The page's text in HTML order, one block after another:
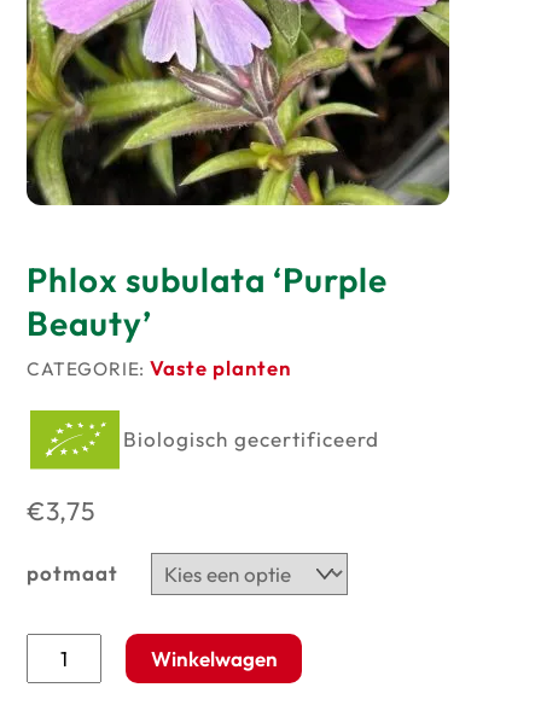
Producten
op
voorraad
Phlox subulata ‘Purple
Beauty’
CATEGORIE: Vaste planten
Biologisch gecertificeerd
€3,75
potmaat
Phlox
subulata
Winkelwagen